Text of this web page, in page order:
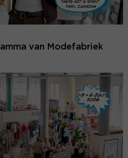
van Modefabriek